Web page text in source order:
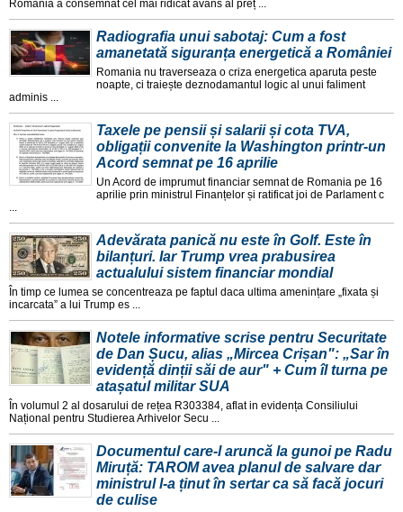
Romania a consemnat cel mai ridicat avans al preț ...
Radiografia unui sabotaj: Cum a fost
amanetată siguranța energetică a României
Romania nu traverseaza o criza energetica aparuta peste
noapte, ci traiește deznodamantul logic al unui faliment
adminis ...
Taxele pe pensii și salarii și cota TVA,
obligații convenite la Washington printr-un
Acord semnat pe 16 aprilie
Un Acord de imprumut financiar semnat de Romania pe 16
aprilie prin ministrul Finanțelor și ratificat joi de Parlament c
...
Adevărata panică nu este în Golf. Este în
bilanțuri. Iar Trump vrea prabusirea
actualului sistem financiar mondial
În timp ce lumea se concentreaza pe faptul daca ultima amenințare „fixata și
incarcata” a lui Trump es ...
Notele informative scrise pentru Securitate
de Dan Șucu, alias „Mircea Crișan": „Sar în
evidență dinții săi de aur" + Cum îl turna pe
atașatul militar SUA
În volumul 2 al dosarului de rețea R303384, aflat in evidența Consiliului
Național pentru Studierea Arhivelor Secu ...
Documentul care-l aruncă la gunoi pe Radu
Miruță: TAROM avea planul de salvare dar
ministrul l-a ținut în sertar ca să facă jocuri
de culise